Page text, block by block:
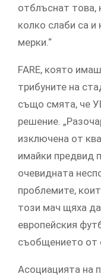
отблъснат това,
колко слаби са и
мерки.“
FARE, която
трибуните на
също смята, че
решение.
изключена от
имайки предвид
очевидната
проблемите,
този мач щяха
европейския
съобщението от
Асоциацията на